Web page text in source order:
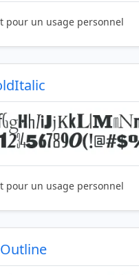
pour un usage personnel
pour un usage personnel